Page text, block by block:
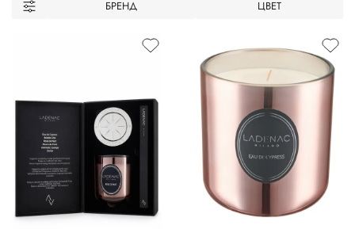
БРЕНД ЦВЕТ